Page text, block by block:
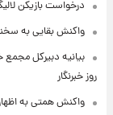
درخواست بازیکن
واکنش بقایی به
بیانیه دبیرکل
روز خبرنگار
واکنش همتی به